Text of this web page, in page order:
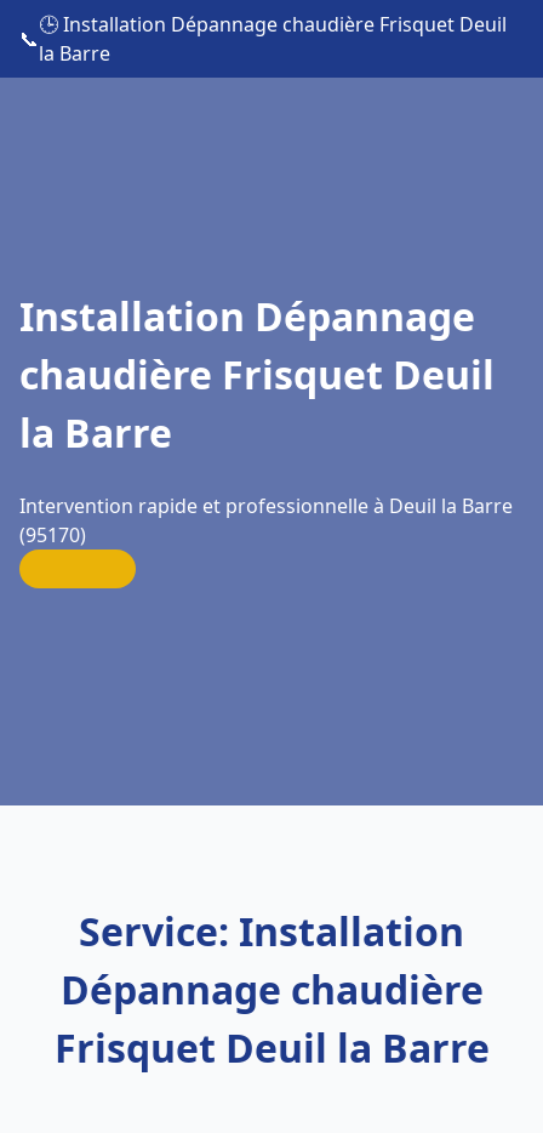
📞
🕒 Installation Dépannage chaudière Frisquet Deuil
la Barre
Installation Dépannage
chaudière Frisquet Deuil
la Barre
Intervention rapide et professionnelle à Deuil la Barre
(95170)
Service: Installation
Dépannage chaudière
Frisquet Deuil la Barre